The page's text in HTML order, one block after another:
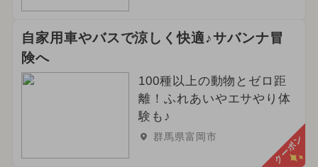
自家用車やバスで涼しく快適♪サバンナ冒
険へ
100種以上の動物とゼロ距
離！ふれあいやエサやり体
験も♪
群馬県富岡市 クーポン